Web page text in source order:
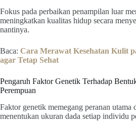
Fokus pada perbaikan penampilan luar
meningkatkan kualitas hidup secara
nantinya.
Baca: Cara Merawat Kesehatan Kulit
agar Tetap Sehat
Pengaruh Faktor Genetik Terhadap
Perempuan
Faktor genetik memegang peranan utama
menentukan ukuran dada setiap individu